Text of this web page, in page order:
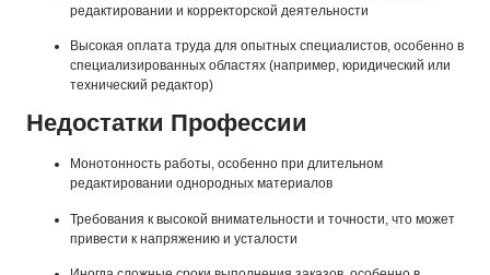
редактировании и корректорской деятельности
Высокая оплата труда для опытных специалистов, особенно в
специализированных областях (например, юридический или
технический редактор)
Недостатки Профессии
Монотонность работы, особенно при длительном
редактировании однородных материалов
Требования к высокой внимательности и точности, что может
привести к напряжению и усталости